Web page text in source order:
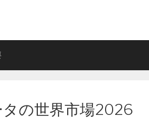
の世界市場2026